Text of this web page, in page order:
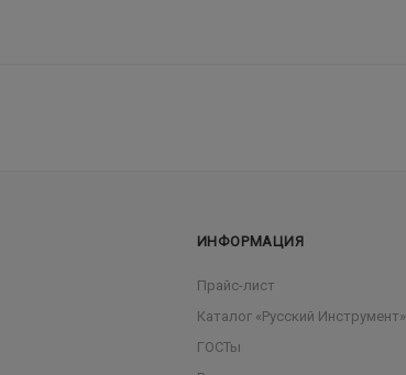
ИНФОРМАЦИЯ
Прайс-лист
Каталог «Русский Инструмент»
ГОСТы